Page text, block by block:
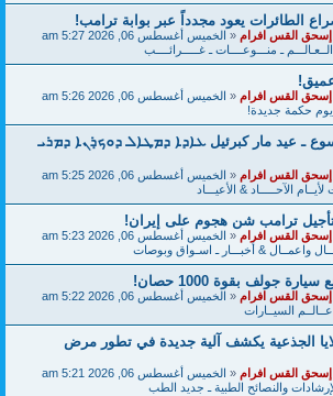
الطائرات يعود مجدداً عبر بوابة ترامب!
القس افرام«الخميس أغسطس 06, 2026 5:27 am
ـ منـــوعــــات ـ غـــــرائــــب
القس افرام«الخميس أغسطس 06, 2026 5:26 am
حكمة جديدة!
ـ عيد مار كبرئيل ܥܐܕܐ ܕܡܛܐܠ ܕܘܟ̣ܪܢܐ ܕܡܪܝ
القس افرام«الخميس أغسطس 06, 2026 5:25 am
الآحـــــاد & الأعيـــاد
تأجيل ترامب شن هجوم على إيران!
القس افرام«الخميس أغسطس 06, 2026 5:23 am
واعمــال & أخبـــار ـ اسـواق وبوصات
جولف بقوة 1000 حصان!
القس افرام«الخميس أغسطس 06, 2026 5:22 am
السيــارات
الجذعية يكشف آلية جديدة في تطور مرض
القس افرام«الخميس أغسطس 06, 2026 5:21 am
والنصائح الطبية ـ جديد الطب